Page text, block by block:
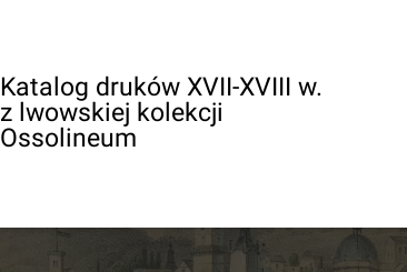
Katalog druków XVII-XVIII w.
z lwowskiej kolekcji
Ossolineum